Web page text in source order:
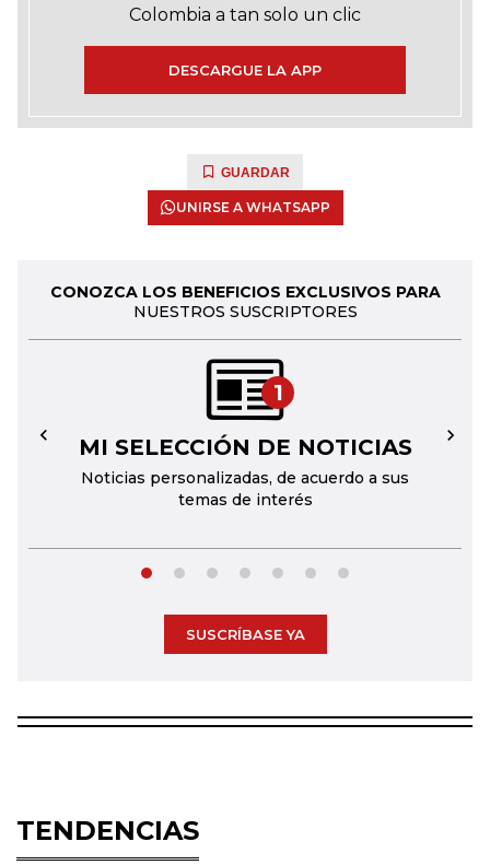
Colombia a tan solo un clic
DESCARGUE LA APP
GUARDAR
UNIRSE A WHATSAPP
CONOZCA LOS BENEFICIOS EXCLUSIVOS PARA
NUESTROS SUSCRIPTORES
1
MI SELECCIÓN DE NOTICIAS
Noticias personalizadas, de acuerdo a sus
temas de interés
← →
SUSCRÍBASE YA
TENDENCIAS